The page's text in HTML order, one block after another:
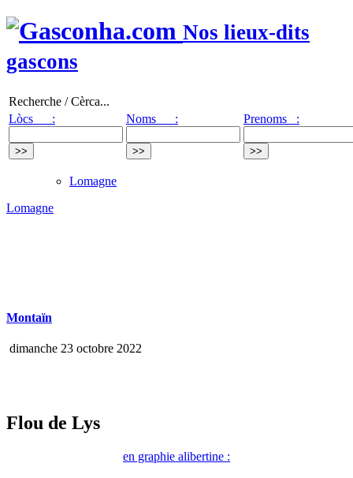
Nos lieux-dits
gascons
Recherche / Cèrca...
Lòcs :
Noms : Prenoms :
Lomagne
Lomagne
Montaïn
dimanche 23 octobre 2022
Flou de Lys
en graphie alibertine :